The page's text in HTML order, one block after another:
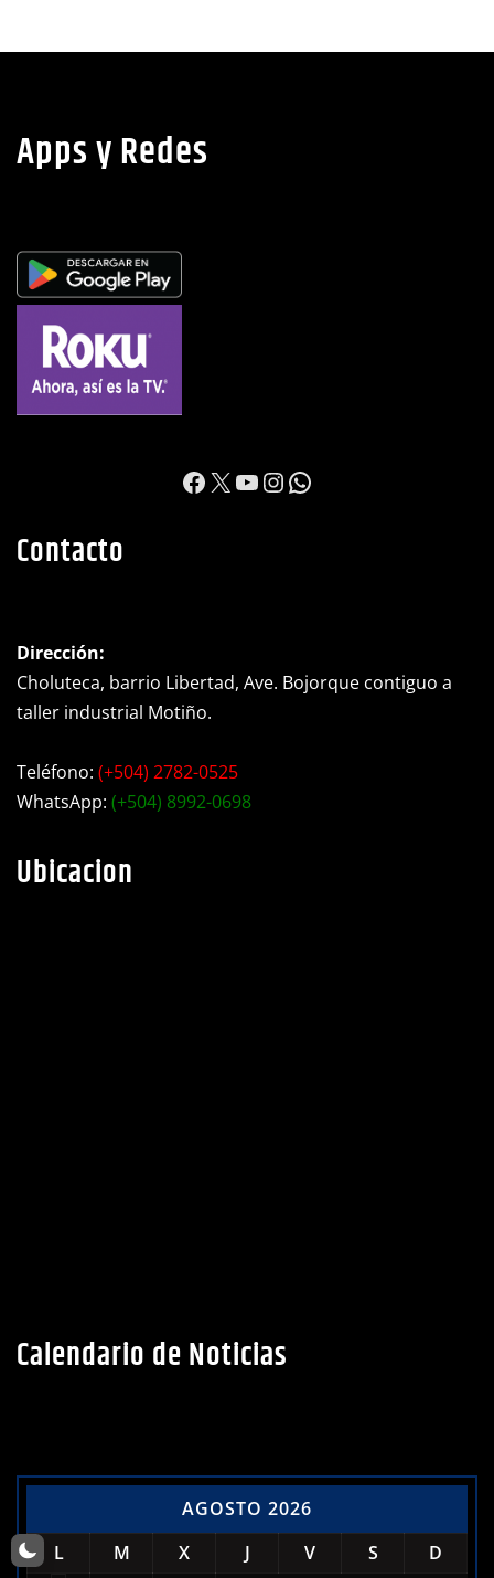
Apps y Redes
https://
X YouTube
Instagram
WhatsApp
Contacto
Dirección:
Choluteca, barrio Libertad, Ave. Bojorque contiguo a
taller industrial Motiño.
Teléfono: (+504) 2782-0525
WhatsApp: (+504) 8992-0698
Ubicacion
Calendario de Noticias
AGOSTO 2026
L
M X J V S D